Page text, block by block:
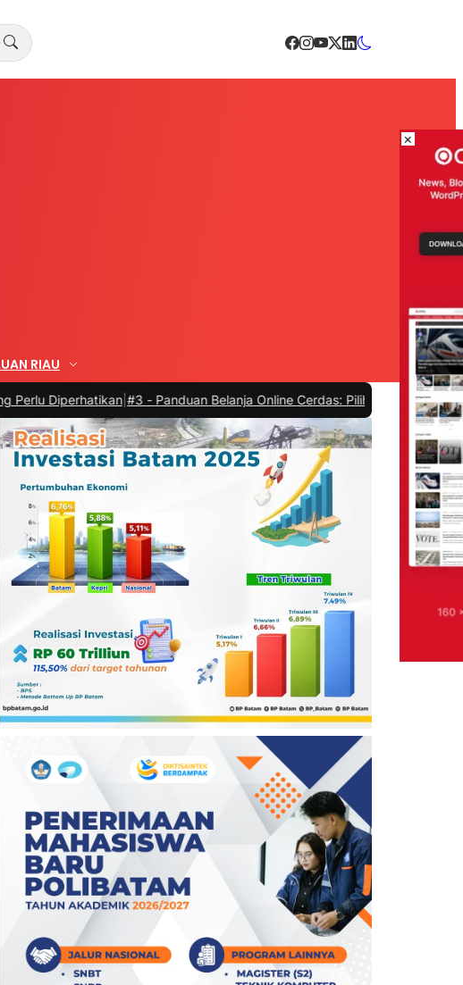
RIAU
|#3 -Panduan Belanja Online Cerdas: Pilih Produk dengan Bijak dan
×